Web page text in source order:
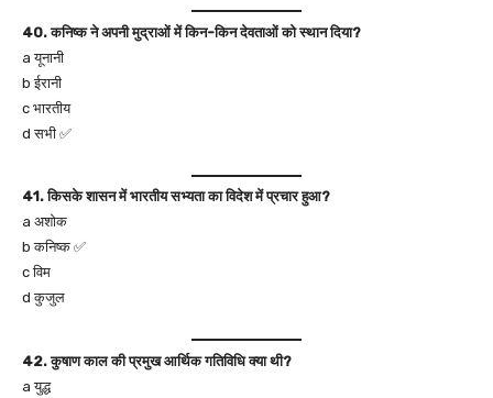
40. कनिष्क ने अपनी मुद्राओं में किन-किन देवताओं को स्थान दिया?
a यूनानी
b ईरानी
c भारतीय
d सभी ✅
41. किसके शासन में भारतीय सभ्यता का विदेश में प्रचार हुआ?
a अशोक
b कनिष्क ✅
c विम
d कुजुल
42. कुषाण काल की प्रमुख आर्थिक गतिविधि क्या थी?
a युद्ध